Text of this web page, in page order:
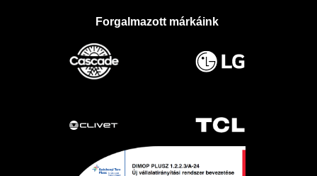
Forgalmazott márkáink